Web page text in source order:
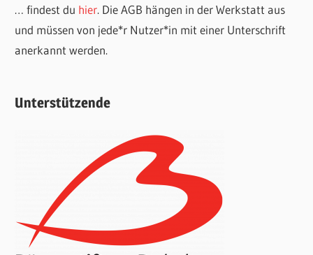
… findest du hier. Die AGB hängen in der Werkstatt aus
und müssen von jede*r Nutzer*in mit einer Unterschrift
anerkannt werden.
Unterstützende